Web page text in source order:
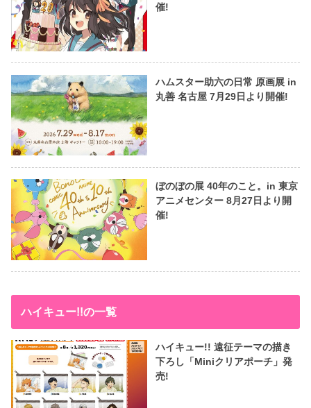
催!
ハムスター助六の日常 原画展 in
丸善 名古屋 7月29日より開催!
ぼのぼの展 40年のこと。in 東京
アニメセンター 8月27日より開
催!
ハイキュー!!の一覧
ハイキュー!! 遠征テーマの描き
下ろし「Miniクリアポーチ」発
売!